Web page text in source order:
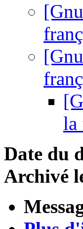
la
Date du
Archivé